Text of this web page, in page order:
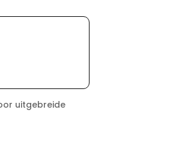
uitgebreide